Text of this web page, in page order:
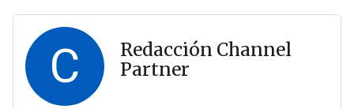
C
Redacción Channel
Partner